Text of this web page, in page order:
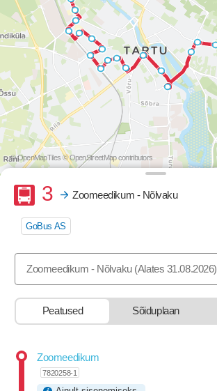
© OpenMapTiles © OpenStreetMap contributors
Buss
3 Zoomeedikum - Nõlvaku
GoBus AS
Zoomeedikum - Nõlvaku (Alates 31.08.2026)
Peatused Sõiduplaan
Zoomeedikum
7820258-1